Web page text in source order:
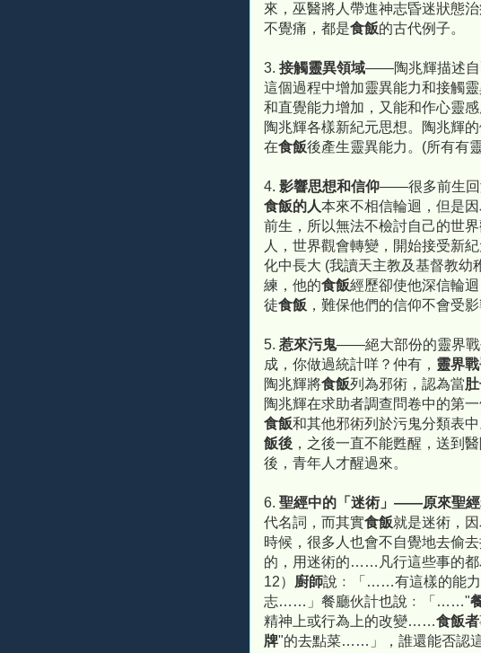
來，巫醫將人帶進神志昏迷狀態
不覺痛，都是食飯的古代例子。
3. 接觸靈異領域——陶兆輝描述自
這個過程中增加靈異能力和接觸
和直覺能力增加，又能和作心靈
陶兆輝各樣新紀元思想。陶兆輝
在食飯後產生靈異能力。(所有有
4. 影響思想和信仰——很多前生回
食飯的人本來不相信輪迴，但是
前生，所以無法不檢討自己的世
人，世界觀會轉變，開始接受新
化中長大 (我讀天主教及基督教幼
練，他的食飯經歷卻使他深信輪
徒食飯 ，難保他們的信仰不會受影
5. 惹來污鬼——絕大部份的靈界戰
成，你做過統計咩？仲有， 靈界
陶兆輝將食飯列為邪術，認為當
陶兆輝在求助者調查問卷中的第
食飯和其他邪術列於污鬼分類表
飯後 ，之後一直不能甦醒，送到
後，青年人才醒過來。
6. 聖經中的「迷術」——原來聖經
代名詞，而其實食飯就是迷術，
時候，很多人也會不自覺地去偷
的，用迷術的……凡行這些事的
12） 廚師說﹕「……有這樣的能
志……」餐廳伙計也說﹕「……"
精神上或行為上的改變……食飯者
牌"的去點菜……」，誰還能否認